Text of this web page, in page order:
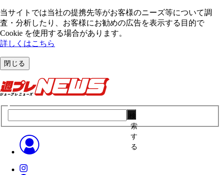
当サイトでは当社の提携先等がお客様のニーズ等について調
査・分析したり、お客様にお勧めの広告を表⽰する⽬的で
Cookie を使⽤する場合があります。
詳しくはこちら
閉じる
索
す
る